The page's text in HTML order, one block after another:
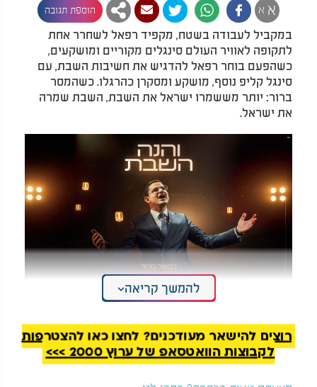
א א הוספת תגובה
במקביל לעבודה בשטח, מקפיד רפאל לשחרר אחת
לתקופה לאוויר העולם סינגלים מקוריים ומושקעים,
כשהפעם בוחר רפאל להדגיש את חשיבות השבת, עם
סינגל קליפ נוסף, מושקע ומסקרן כהרגלו. כשהמסר
ברור: יותר מששמרו ישראל את השבת, השבת שמרה
את ישראל.
רפאל מלול - "והנה השבת"
להמשך קריאה
רוצים להישאר מעודכנים? לחצו כאן להצטרפות
לקבוצות הוואטסאפ של ערוץ 2000 >>>